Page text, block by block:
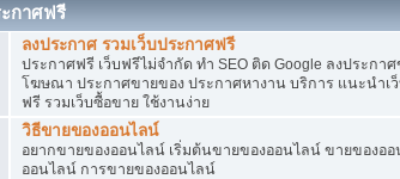
ะกาศฟรี
ลงประกาศ รวมเว็บประกาศฟรี
ประกาศฟรี เว็บฟรีไม่จำกัด ทำ SEO ติด Google ลงประกา
โฆษณา ประกาศขายของ ประกาศหางาน บริการ แนะนำเ
ฟรี รวมเว็บซื้อขาย ใช้งานง่าย
วิธีขายของออนไลน์
อยากขายของออนไลน์ เริ่มต้นขายของออนไลน์ ขายของออ
ออนไลน์ การขายของออนไลน์